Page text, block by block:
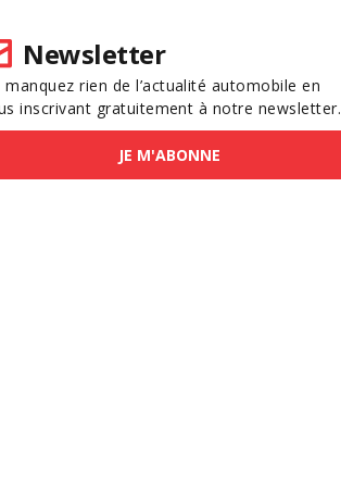
Newsletter
manquez rien de l’actualité automobile en
inscrivant gratuitement à notre newsletter.
JE M'ABONNE